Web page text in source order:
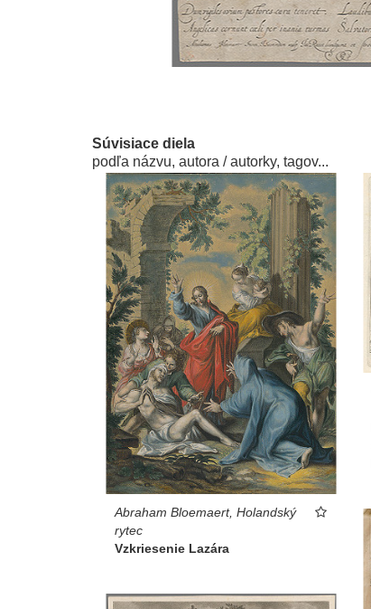
Súvisiace diela
podľa názvu, autora / autorky, tagov...
Abraham Bloemaert, Holandský
rytec
Vzkriesenie Lazára